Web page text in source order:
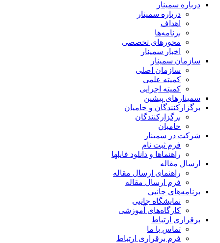
درباره سمینار
درباره سمینار
اهداف
برنامه‌ها
محورهای تخصصی
اخبار سمینار
سازمان سمینار
سازمان اصلی
کمیته علمی
کمیته اجرایی
سمینارهای پیشین
برگزارکنندگان و حامیان
برگزارکنندگان
حامیان
شرکت در سمینار
فرم ثبت نام
راهنماها و دانلود فایلها
ارسال مقاله
راهنمای ارسال مقاله
فرم ارسال مقاله
برنامه‌های جانبی
نمایشگاه جانبی
کارگاه‌های آموزشی
برقراری ارتباط
تماس با ما
فرم برقراری ارتباط